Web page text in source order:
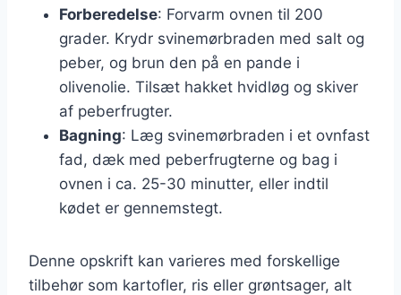
Forberedelse: Forvarm ovnen til 200
grader. Krydr svinemørbraden med salt og
peber, og brun den på en pande i
olivenolie. Tilsæt hakket hvidløg og skiver
af peberfrugter.
Bagning: Læg svinemørbraden i et ovnfast
fad, dæk med peberfrugterne og bag i
ovnen i ca. 25-30 minutter, eller indtil
kødet er gennemstegt.
Denne opskrift kan varieres med forskellige
tilbehør som kartofler, ris eller grøntsager, alt